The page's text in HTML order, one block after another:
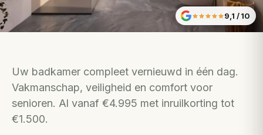
9,1 / 10
Uw badkamer compleet vernieuwd in één dag.
Vakmanschap, veiligheid en comfort voor
senioren. Al vanaf €4.995 met inruilkorting tot
€1.500.